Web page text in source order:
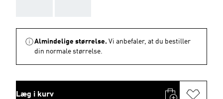
Almindelige størrelse. Vi anbefaler, at du bestiller
din normale størrelse.
Læg i kurv